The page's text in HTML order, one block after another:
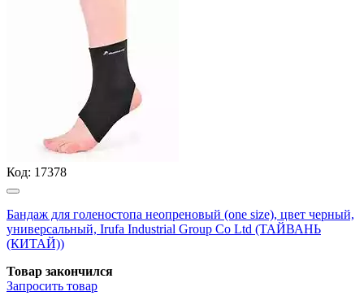
Код: 17378
Бандаж для голеностопа неопреновый (one size), цвет черный,
универсальный, Irufa Industrial Group Co Ltd (ТАЙВАНЬ
(КИТАЙ))
Товар закончился
Запросить товар